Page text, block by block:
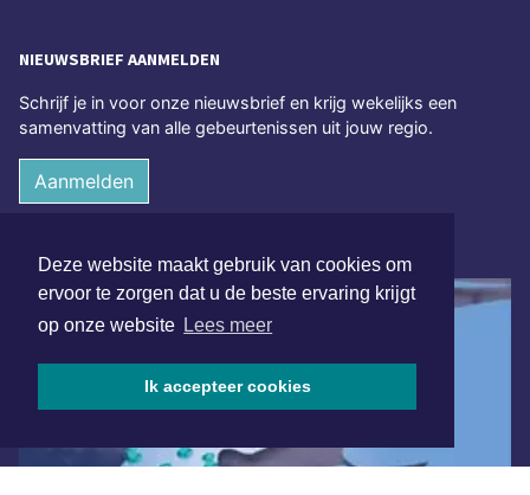
Deze website maakt gebruik van cookies om
ervoor te zorgen dat u de beste ervaring krijgt
op onze website Lees meer
Ik accepteer cookies
NIEUWSBRIEF AANMELDEN
Schrijf je in voor onze nieuwsbrief en krijg wekelijks een
samenvatting van alle gebeurtenissen uit jouw regio.
Aanmelden